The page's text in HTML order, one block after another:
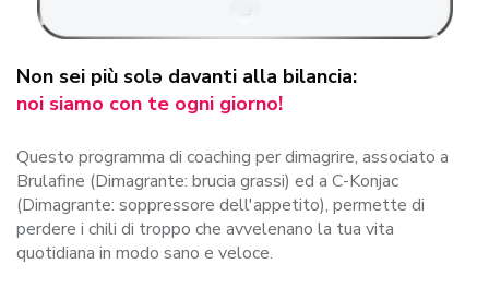
Non sei più solə davanti alla bilancia:
noi siamo con te ogni giorno!
Questo programma di coaching per dimagrire, associato a
Brulafine (Dimagrante: brucia grassi) ed a C-Konjac
(Dimagrante: soppressore dell'appetito), permette di
perdere i chili di troppo che avvelenano la tua vita
quotidiana in modo sano e veloce.